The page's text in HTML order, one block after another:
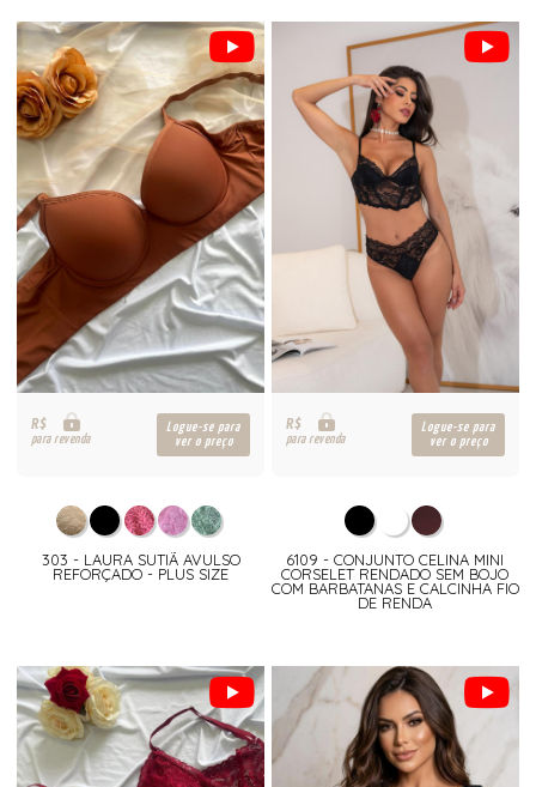
R$
para revenda
Logue-se para
ver o preço
303 - LAURA SUTIÃ AVULSO
REFORÇADO - PLUS SIZE
R$
para revenda
Logue-se para
ver o preço
6109 - CONJUNTO CELINA MINI
CORSELET RENDADO SEM BOJO
COM BARBATANAS E CALCINHA FIO
DE RENDA